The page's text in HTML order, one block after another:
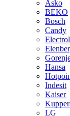
Asko
BEKO
Bosch
Candy
Hansa
Indesit
Kaiser
LG